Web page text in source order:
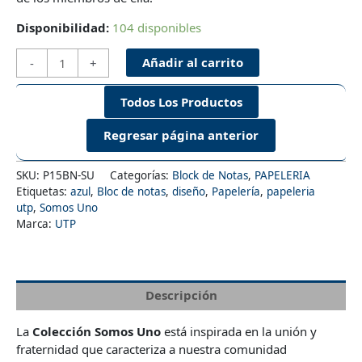
Disponibilidad: 104 disponibles
-
de
Notas
Azul
cantidad
+ Añadir al carrito
Todos Los Productos
SKU: P15BN-SU Categorías: Block de Notas, PAPELERIA
Etiquetas: azul, Bloc de notas, diseño, Papelería, papeleria
utp, Somos Uno
Marca: UTP
Descripción
La Colección Somos Uno está inspirada en la unión y
fraternidad que caracteriza a nuestra comunidad